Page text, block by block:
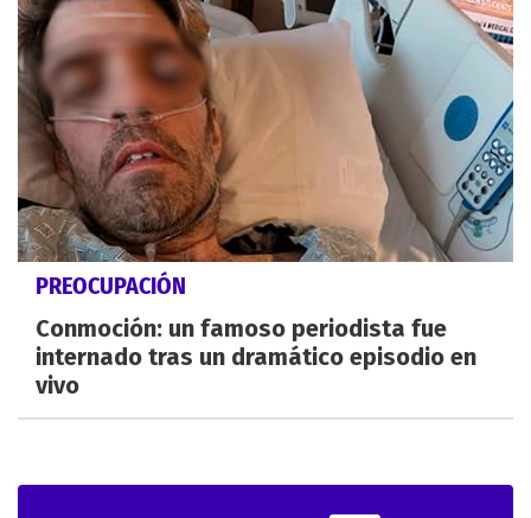
PREOCUPACIÓN
Conmoción: un famoso periodista fue
internado tras un dramático episodio en
vivo